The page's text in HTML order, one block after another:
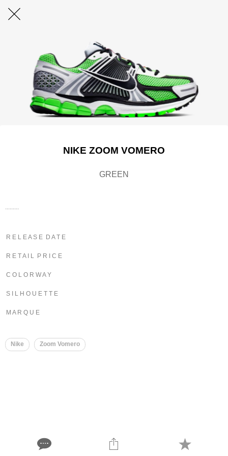
NIKE ZOOM VOMERO
GREEN
R E L E A S E D A T E
R E T A I L P R I C E
C O L O R W A Y
S I L H O U E T T E
M A R Q U E
Nike Zoom Vomero